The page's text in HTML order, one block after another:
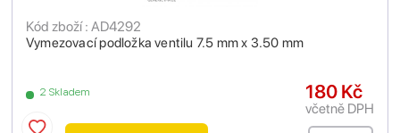
Vymezovací podložka ventilu 7.5 mm x 3.50 mm
Kód zboží : AD4292
2 Skladem 180 Kč
včetně DPH